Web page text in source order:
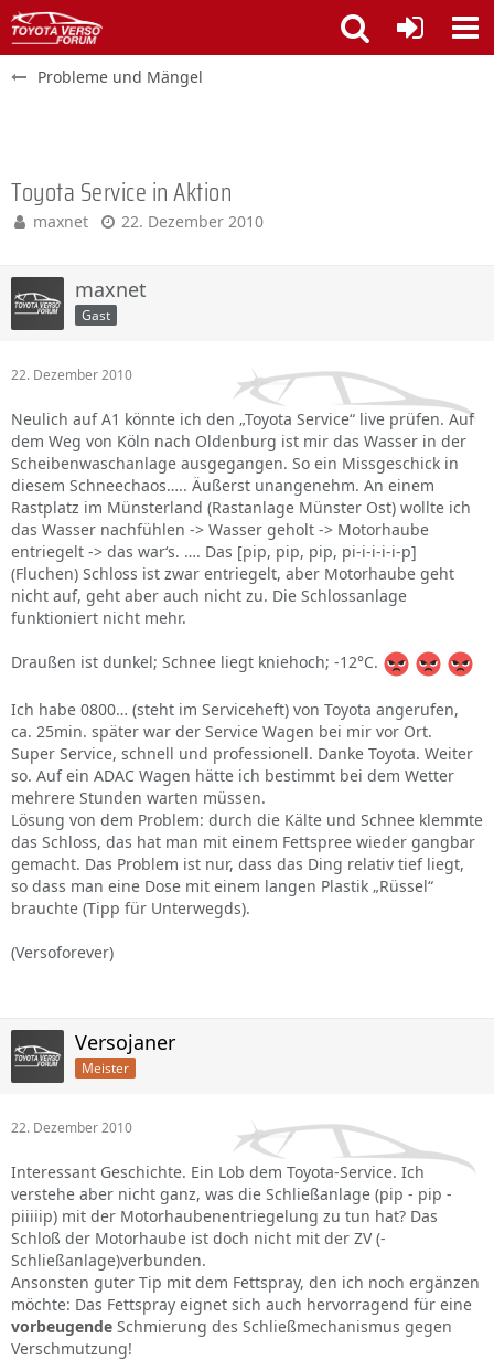
Probleme und Mängel
Toyota Service in Aktion
maxnet 22. Dezember 2010
maxnet
Gast
22. Dezember 2010
Neulich auf A1 könnte ich den „Toyota Service“ live prüfen. Auf
dem Weg von Köln nach Oldenburg ist mir das Wasser in der
Scheibenwaschanlage ausgegangen. So ein Missgeschick in
diesem Schneechaos….. Äußerst unangenehm. An einem
Rastplatz im Münsterland (Rastanlage Münster Ost) wollte ich
das Wasser nachfühlen -> Wasser geholt -> Motorhaube
entriegelt -> das war‘s. …. Das [pip, pip, pip, pi-i-i-i-i-p]
(Fluchen) Schloss ist zwar entriegelt, aber Motorhaube geht
nicht auf, geht aber auch nicht zu. Die Schlossanlage
funktioniert nicht mehr.
Draußen ist dunkel; Schnee liegt kniehoch; -12°C.
Ich habe 0800… (steht im Serviceheft) von Toyota angerufen,
ca. 25min. später war der Service Wagen bei mir vor Ort.
Super Service, schnell und professionell. Danke Toyota. Weiter
so. Auf ein ADAC Wagen hätte ich bestimmt bei dem Wetter
mehrere Stunden warten müssen.
Lösung von dem Problem: durch die Kälte und Schnee klemmte
das Schloss, das hat man mit einem Fettspree wieder gangbar
gemacht. Das Problem ist nur, dass das Ding relativ tief liegt,
so dass man eine Dose mit einem langen Plastik „Rüssel“
brauchte (Tipp für Unterwegds).
(Versoforever)
Versojaner
Meister
22. Dezember 2010
Interessant Geschichte. Ein Lob dem Toyota-Service. Ich
verstehe aber nicht ganz, was die Schließanlage (pip - pip -
piiiiip) mit der Motorhaubenentriegelung zu tun hat? Das
Schloß der Motorhaube ist doch nicht mit der ZV (-
Schließanlage)verbunden.
Ansonsten guter Tip mit dem Fettspray, den ich noch ergänzen
möchte: Das Fettspray eignet sich auch hervorragend für eine
vorbeugende Schmierung des Schließmechanismus gegen
Verschmutzung!